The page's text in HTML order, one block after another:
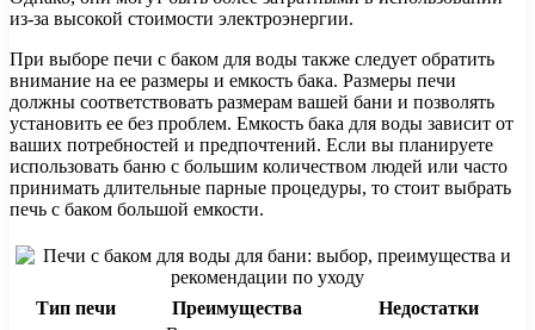
из-за высокой стоимости электроэнергии.
При выборе печи с баком для воды также следует обратить
внимание на ее размеры и емкость бака. Размеры печи
должны соответствовать размерам вашей бани и позволять
установить ее без проблем. Емкость бака для воды зависит от
ваших потребностей и предпочтений. Если вы планируете
использовать баню с большим количеством людей или часто
принимать длительные парные процедуры, то стоит выбрать
печь с баком большой емкости.
Тип печи Преимущества
Недостатки